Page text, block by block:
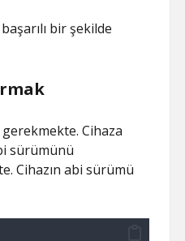
bir şekilde
gerekmekte. Cihaza
sürümünü
Cihazın abi sürümü